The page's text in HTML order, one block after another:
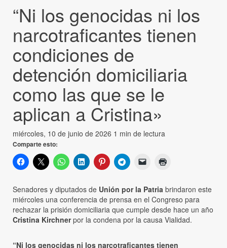
“Ni los genocidas ni los
narcotraficantes tienen
condiciones de
detención domiciliaria
como las que se le
aplican a Cristina»
miércoles, 10 de junio de 2026 1 min de lectura
Comparte esto:
Senadores y diputados de Unión por la Patria brindaron este
miércoles una conferencia de prensa en el Congreso para
rechazar la prisión domiciliaria que cumple desde hace un año
Cristina Kirchnerpor la condena por la causa Vialidad.
“Ni los genocidas ni los narcotraficantes tienen